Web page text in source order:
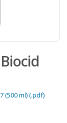
(500 ml) (.pdf)